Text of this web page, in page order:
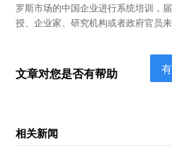
罗斯市场的中国企业进行系统培训，
授、企业家、研究机构或者政府官员
文章对您是否有帮助
相关新闻